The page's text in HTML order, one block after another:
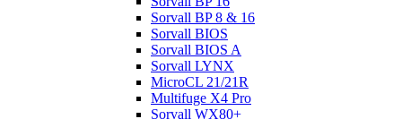
Sorvall BP 8 & 16
Sorvall BIOS
Sorvall BIOS A
Sorvall LYNX
MicroCL 21/21R
Multifuge X4 Pro
Sorvall WX80+